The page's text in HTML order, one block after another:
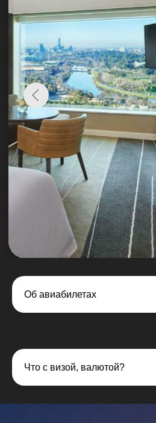
Об авиабилетах
Что с визой, валютой?
СМОТРЕТЬ ВСЕ АЛЬБОМЫ
Турагент Демина Алиса Игоревна
Wonder